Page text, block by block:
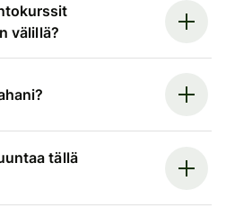
välillä?
tällä